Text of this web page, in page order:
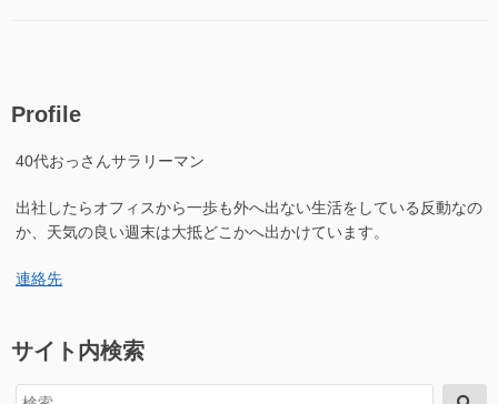
Profile
40代おっさんサラリーマン
出社したらオフィスから一歩も外へ出ない生活をしている反動なの
か、天気の良い週末は大抵どこかへ出かけています。
連絡先
サイト内検索
検